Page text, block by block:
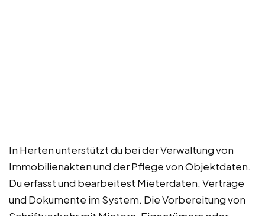
In Herten unterstützt du bei der Verwaltung von
Immobilienakten und der Pflege von Objektdaten.
Du erfasst und bearbeitest Mieterdaten, Verträge
und Dokumente im System. Die Vorbereitung von